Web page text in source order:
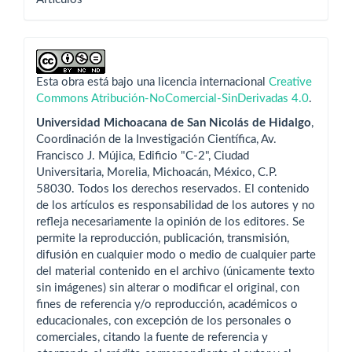
Esta obra está bajo una licencia internacional Creative
Commons Atribución-NoComercial-SinDerivadas 4.0.
Universidad Michoacana de San Nicolás de Hidalgo,
Coordinación de la Investigación Científica, Av.
Francisco J. Mújica, Edificio "C-2", Ciudad
Universitaria, Morelia, Michoacán, México, C.P.
58030. Todos los derechos reservados. El contenido
de los artículos es responsabilidad de los autores y no
refleja necesariamente la opinión de los editores. Se
permite la reproducción, publicación, transmisión,
difusión en cualquier modo o medio de cualquier parte
del material contenido en el archivo (únicamente texto
sin imágenes) sin alterar o modificar el original, con
fines de referencia y/o reproducción, académicos o
educacionales, con excepción de los personales o
comerciales, citando la fuente de referencia y